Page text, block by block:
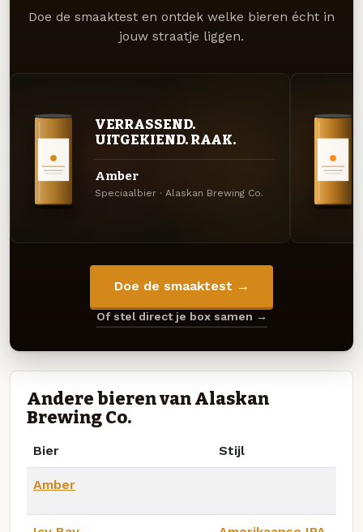
Doe de smaaktest en ontdek welke bieren écht in
jouw straatje liggen.
VERRASSEND.
UITGEKIEND. RAAK.
Amber
Speciaalbier · Alaskan Brewing Co.
Doe de smaaktest →
Of stel direct je box samen →
Andere bieren van Alaskan
Brewing Co.
Bier Stijl
Amber